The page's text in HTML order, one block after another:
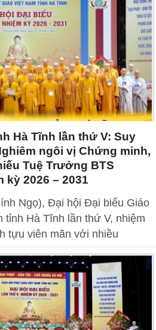
Hà Tĩnh lần thứ V: Suy
ngôi vị Chứng minh,
Tuệ Trưởng BTS
kỳ 2026 – 2031
Ngọ), Đại hội Đại biểu Giáo
tỉnh Hà Tĩnh lần thứ V, nhiệm
tựu viên mãn với nhiều